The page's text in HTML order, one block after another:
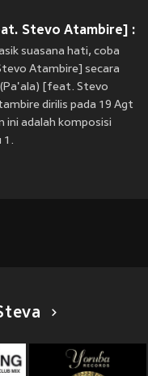
Stevo Atambire] :
suasana hati, coba
Atambire] secara
(Pa'ala) [feat. Stevo
dirilis pada 19 Agt
ini adalah komposisi
1.